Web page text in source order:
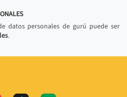
datos personales de gurú puede ser
.